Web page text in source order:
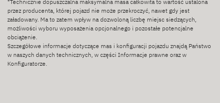
*Technicznie dopuszczalna maksymalna masa całkowita to wartość ustalona
przez producenta, której pojazd nie może przekroczyć, nawet gdy jest
załadowany. Ma to zatem wpływ na dozwoloną liczbę miejsc siedzących,
możliwości wyboru wyposażenia opcjonalnego i pozostałe potencjalne
obciążenie.
Szczegółowe informacje dotyczące mas i konfiguracji pojazdu znajdą Państwo
w naszych danych technicznych, w części Informacje prawne oraz w
Konfiguratorze.